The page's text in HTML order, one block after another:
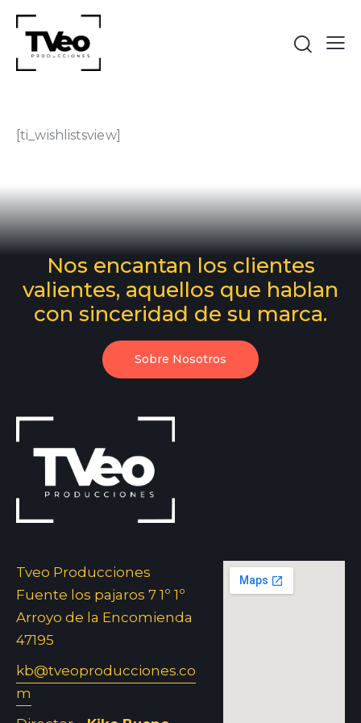
[ti_wishlistsview]
Nos encantan los clientes
valientes, aquellos que hablan
con sinceridad de su marca.
Sobre Nosotros
Tveo Producciones
Fuente los pajaros 7 1º 1º
Arroyo de la Encomienda
47195
kb@tveoproducciones.co
m